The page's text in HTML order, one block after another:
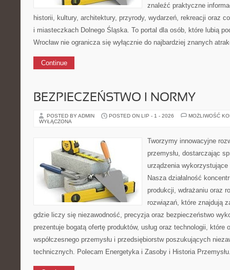
znaleźć praktyczne
historii, kultury, architektury, przyrody, wydarzeń, rekreacji oraz
i miasteczkach Dolnego Śląska. To portal dla osób, które lubią
Wrocław nie ogranicza się wyłącznie do najbardziej znanych
Continue
BEZPIECZEŃSTWO I NORMY
POSTED BY ADMIN POSTED ON LIP - 1 - 2026
MOŻLIWOŚĆ
WYŁĄCZONA
Tworzymy innowacyjne
przemysłu, dostarczając
urządzenia
Nasza działalność
produkcji, wdrażaniu oraz
rozwiązań, które znajdują
gdzie liczy się niezawodność, precyzja oraz bezpieczeństwo
prezentuje bogatą ofertę produktów, usług oraz technologii, które
współczesnego przemysłu i przedsiębiorstw poszukujących
technicznych. Polecam Energetyka i Zasoby i Historia